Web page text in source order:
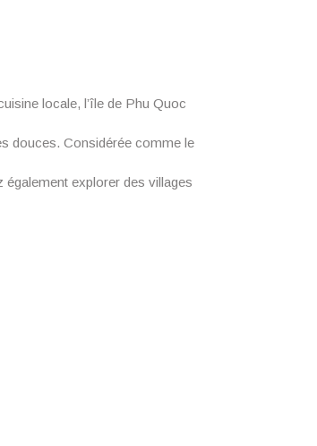
locale, l’île de Phu Quoc
douces. Considérée comme le
explorer des villages